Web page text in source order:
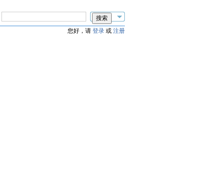
您好，请 登录 或 注册